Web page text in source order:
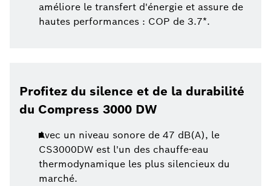
améliore le transfert d'énergie et assure de
hautes performances : COP de 3.7*.
Profitez du silence et de la durabilité
du Compress 3000 DW
Avec un niveau sonore de 47 dB(A), le
CS3000DW est l'un des chauffe-eau
thermodynamique les plus silencieux du
marché.